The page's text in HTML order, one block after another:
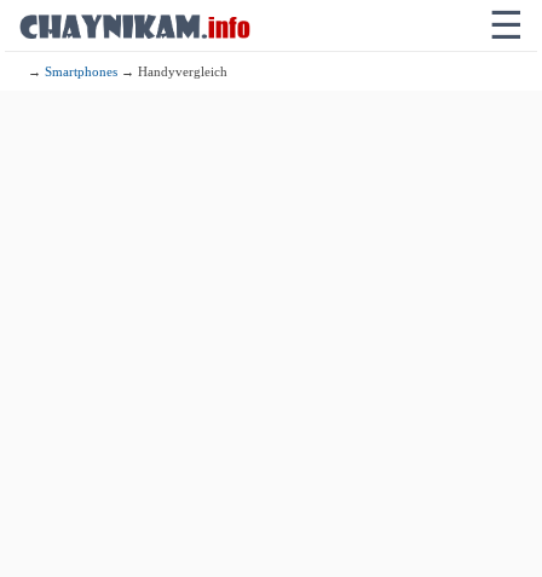
☰
→Smartphones → Handyvergleich